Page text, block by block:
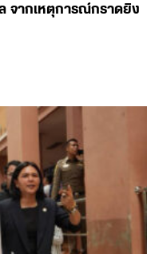
จากเหตุการณ์กราดยิง